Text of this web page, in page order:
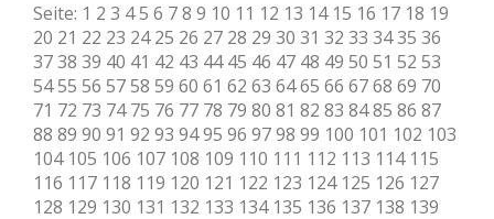
Seite: 1 2 3 45 6 78 9 10 11 12 13 14 15 16 17 18 19
20 21 22 23 24 25 26 27 28 29 30 31 32 33 3435 36
3738 39 40 41 42 43 44 45 46 47 48 49 50 51 52 53
5455 56 5758 59 60 61 62 63 6465 66 6768 69 70
71 72 73 74 75 76 77 78 79 80 81 82 83 8485 86 87
88 89 90 91 92 93 9495 96 9798 99 100 101 102 103
104 105 106 107 108 109 110 111 112 113 114 115
116 117 118 119 120 121 122 123 124 125 126 127
128 129 130 131 132 133 134 135 136 137 138 139